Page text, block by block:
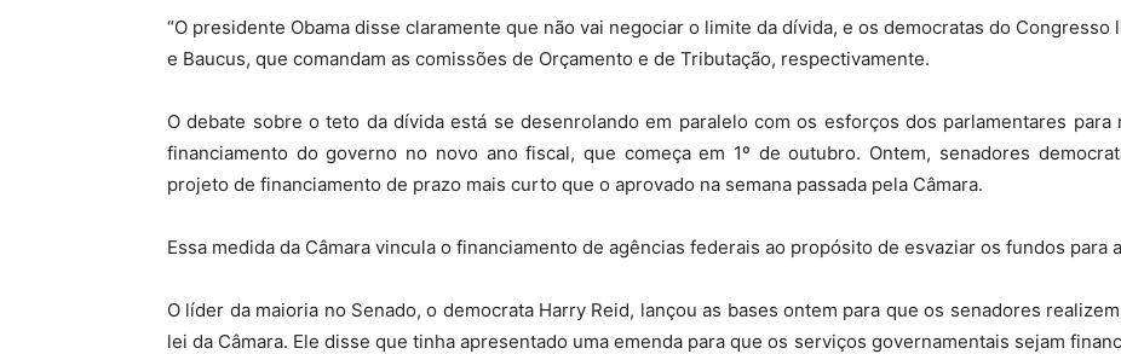
“O presidente Obama disse claramente que não vai negociar o limite da dívida, e os democratas do
e Baucus, que comandam as comissões de Orçamento e de Tributação, respectivamente.
O debate sobre o teto da dívida está se desenrolando em paralelo com os esforços dos parlamentares
financiamento do governo no novo ano fiscal, que começa em 1º de outubro. Ontem, senadores
projeto de financiamento de prazo mais curto que o aprovado na semana passada pela Câmara.
Essa medida da Câmara vincula o financiamento de agências federais ao propósito de esvaziar os fundos para
O líder da maioria no Senado, o democrata Harry Reid, lançou as bases ontem para que os senadores
lei da Câmara. Ele disse que tinha apresentado uma emenda para que os serviços governamentais sejam